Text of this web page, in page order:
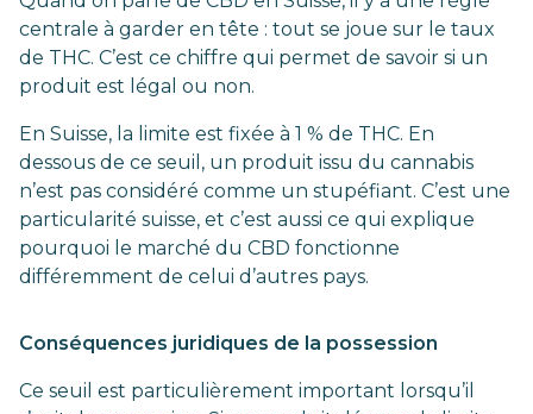
centrale à garder en tête : tout se joue sur le taux
de THC. C’est ce chiffre qui permet de savoir si un
produit est légal ou non.
En Suisse, la limite est fixée à 1 % de THC. En
dessous de ce seuil, un produit issu du cannabis
n’est pas considéré comme un stupéfiant. C’est une
particularité suisse, et c’est aussi ce qui explique
pourquoi le marché du CBD fonctionne
différemment de celui d’autres pays.
Conséquences juridiques de la possession
Ce seuil est particulièrement important lorsqu’il